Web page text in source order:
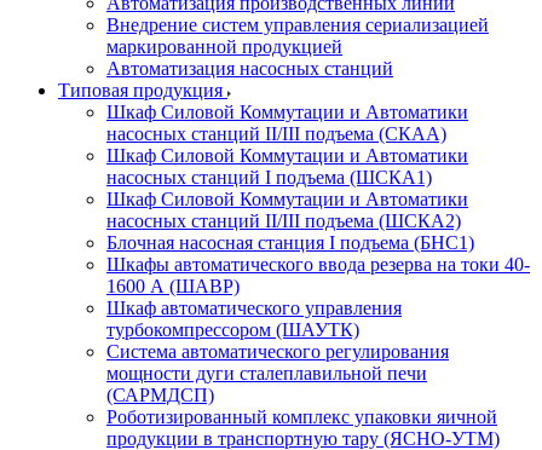
Внедрение систем управления сериализацией
маркированной продукцией
Автоматизация насосных станций
Типовая продукция
Шкаф Силовой Коммутации и Автоматики
насосных станций II/III подъема (СКАА)
Шкаф Силовой Коммутации и Автоматики
насосных станций I подъема (ШСКА1)
Шкаф Силовой Коммутации и Автоматики
насосных станций II/III подъема (ШСКА2)
Блочная насосная станция I подъема (БНС1)
Шкафы автоматического ввода резерва на токи 40-
1600 А (ШАВР)
Шкаф автоматического управления
турбокомпрессором (ШАУТК)
Система автоматического регулирования
мощности дуги сталеплавильной печи
(САРМДСП)
Роботизированный комплекс упаковки яичной
продукции в транспортную тару (ЯСНО-УТМ)